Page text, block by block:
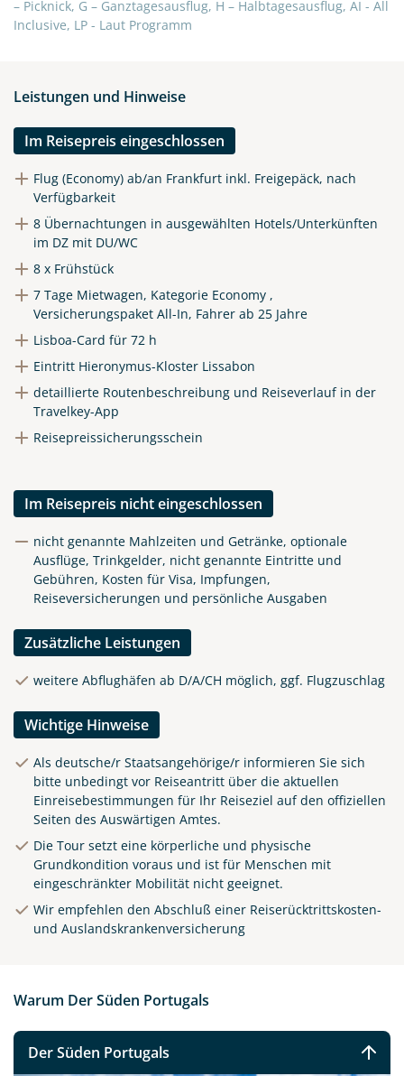
X
Telegram
Link kopieren
– Picknick, G – Ganztagesausflug, H – Halbtagesausflug, AI - All
Inclusive, LP - Laut Programm
Leistungen und Hinweise
Im Reisepreis eingeschlossen
Flug (Economy) ab/an Frankfurt inkl. Freigepäck, nach
Verfügbarkeit
8 Übernachtungen in ausgewählten Hotels/Unterkünften
im DZ mit DU/WC
8 x Frühstück
7 Tage Mietwagen, Kategorie Economy ,
Versicherungspaket All-In, Fahrer ab 25 Jahre
Lisboa-Card für 72 h
Eintritt Hieronymus-Kloster Lissabon
detaillierte Routenbeschreibung und Reiseverlauf in der
Travelkey-App
Reisepreissicherungsschein
Im Reisepreis nicht eingeschlossen
nicht genannte Mahlzeiten und Getränke, optionale
Ausflüge, Trinkgelder, nicht genannte Eintritte und
Gebühren, Kosten für Visa, Impfungen,
Reiseversicherungen und persönliche Ausgaben
Zusätzliche Leistungen
weitere Abflughäfen ab D/A/CH möglich, ggf. Flugzuschlag
Wichtige Hinweise
Als deutsche/r Staatsangehörige/r informieren Sie sich
bitte unbedingt vor Reiseantritt über die aktuellen
Einreisebestimmungen für Ihr Reiseziel auf den offiziellen
Seiten des Auswärtigen Amtes.
Die Tour setzt eine körperliche und physische
Grundkondition voraus und ist für Menschen mit
eingeschränkter Mobilität nicht geeignet.
Wir empfehlen den Abschluß einer Reiserücktrittskosten-
und Auslandskrankenversicherung
Warum Der Süden Portugals
Der Süden Portugals